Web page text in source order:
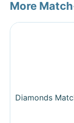
More
Diamonds